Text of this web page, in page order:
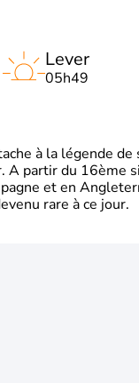
Lever
05h49
à la légende
A partir du 16ème
et en
rare à ce jour.